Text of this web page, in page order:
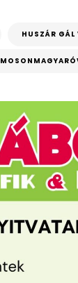
HUSZÁR GÁL